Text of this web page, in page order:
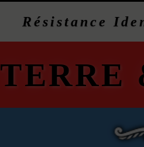
Résistance
TERRE